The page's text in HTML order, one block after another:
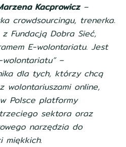
Kacprowicz–
crowdsourcingu, trenerka.
Fundacją Dobra Sieć,
E-wolontariatu. Jest
–
dla tych, którzy chcą
wolontariuszami online,
Polsce platformy
sektora oraz
narzędzia do
miękkich.